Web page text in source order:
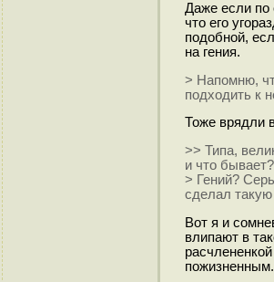
Даже если по
что его
подобной,
на гения.
> Напомню,
подходить к
Тоже врядли
>> Типа,
и что бывает?
> Гений?
сделал такую
Вот я и
влипают в
пожизненным.